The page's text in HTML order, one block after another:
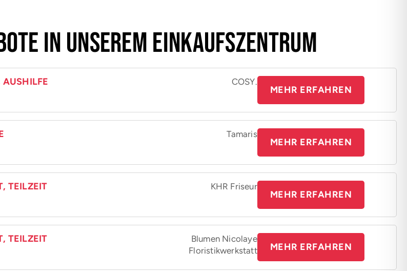
in unserem Einkaufszentrum
AUSHILFE COSY.
MEHR ERFAHREN
Tamaris
MEHR ERFAHREN
TEILZEIT KHR Friseur
MEHR ERFAHREN
TEILZEIT
Blumen Nicolaye
Floristikwerkstatt
MEHR ERFAHREN